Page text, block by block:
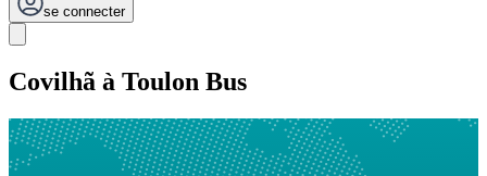
se connecter
Covilhã à Toulon Bus